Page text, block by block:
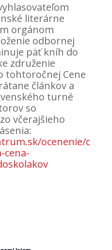
literárne
orgánom
odbornej
päť kníh do
združenie
tohtoročnej Cene
článkov a
turné
so
včerajšieho
ocenenie/c
cena-